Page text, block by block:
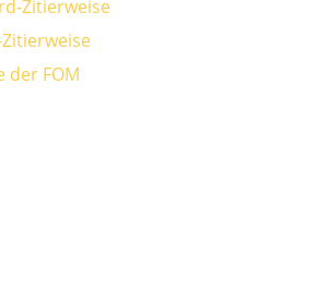
Zitierweise
der FOM